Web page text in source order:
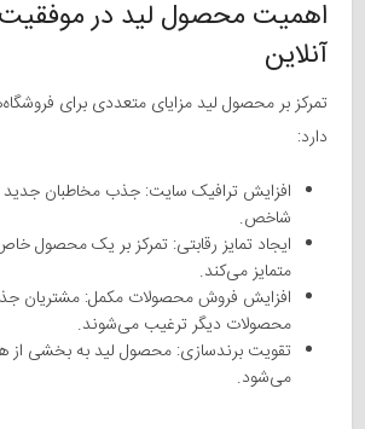
اهمیت محصول لید در
آنلاین
تمرکز بر محصول لید مزایای متعددی برای
دارد:
افزایش ترافیک سایت: جذب مخاطبان
شاخص.
ایجاد تمایز رقابتی: تمرکز بر یک محصول
متمایز می‌کند.
افزایش فروش محصولات مکمل: مشتریان
محصولات دیگر ترغیب می‌شوند.
تقویت برندسازی: محصول لید به بخشی از
می‌شود.